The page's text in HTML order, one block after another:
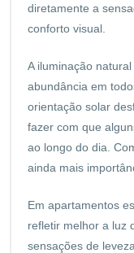
diretamente a
conforto visual.
A iluminação
abundância em
orientação solar
fazer com que
ao longo do dia.
ainda mais
Em apartamentos
refletir melhor a luz
sensações de